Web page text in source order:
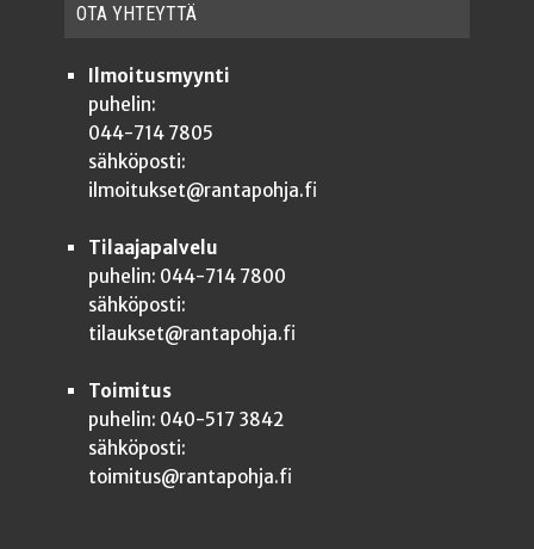
OTA YHTEYT­TÄ
Ilmoitusmyynti
puhelin:
044-714 7805
sähköposti:
ilmoitukset@rantapohja.fi
Tilaajapalvelu
puhelin: 044-714 7800
sähköposti:
tilaukset@rantapohja.fi
Toimitus
puhelin: 040-517 3842
sähköposti:
toimitus@rantapohja.fi